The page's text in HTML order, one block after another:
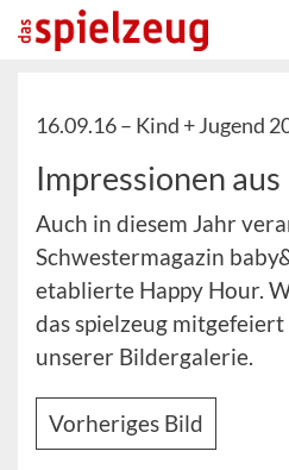
16.09.16 – Kind + Jugend
Impressionen
Auch in diesem Jahr
Schwestermagazin
etablierte Happy Hour.
das spielzeug mitgefeiert
unserer Bildergalerie.
Vorheriges Bild